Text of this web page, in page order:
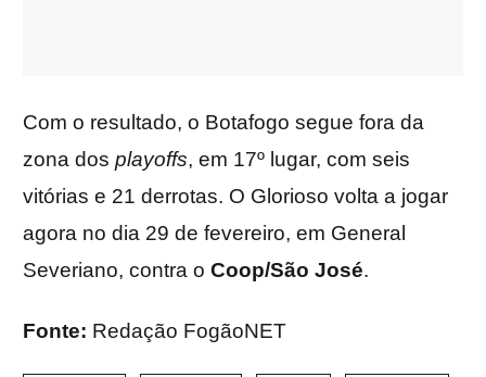
Com o resultado, o Botafogo segue fora da
zona dos playoffs, em 17º lugar, com seis
vitórias e 21 derrotas. O Glorioso volta a jogar
agora no dia 29 de fevereiro, em General
Severiano, contra o Coop/São José.
Fonte: Redação FogãoNET